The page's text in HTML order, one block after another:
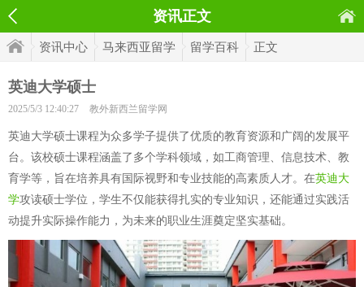
资讯正文
资讯中心 马来西亚留学 留学百科 正文
英迪大学硕士
2025/5/3 12:40:27 教外新西兰留学网
英迪大学硕士课程为众多学子提供了优质的教育资源和广阔的发展平
台。该校硕士课程涵盖了多个学科领域，如工商管理、信息技术、教
育学等，旨在培养具有国际视野和专业技能的高素质人才。在英迪大
学攻读硕士学位，学生不仅能获得扎实的专业知识，还能通过实践活
动提升实际操作能力，为未来的职业生涯奠定坚实基础。